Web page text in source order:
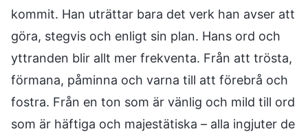
kommit. Han uträttar bara det verk han avser att
göra, stegvis och enligt sin plan. Hans ord och
yttranden blir allt mer frekventa. Från att trösta,
förmana, påminna och varna till att förebrå och
fostra. Från en ton som är vänlig och mild till ord
som är häftiga och majestätiska – alla ingjuter de